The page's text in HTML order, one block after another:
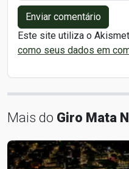
Enviar comentário
Este site utiliza o
como seus dados em
Mais do Giro Mata